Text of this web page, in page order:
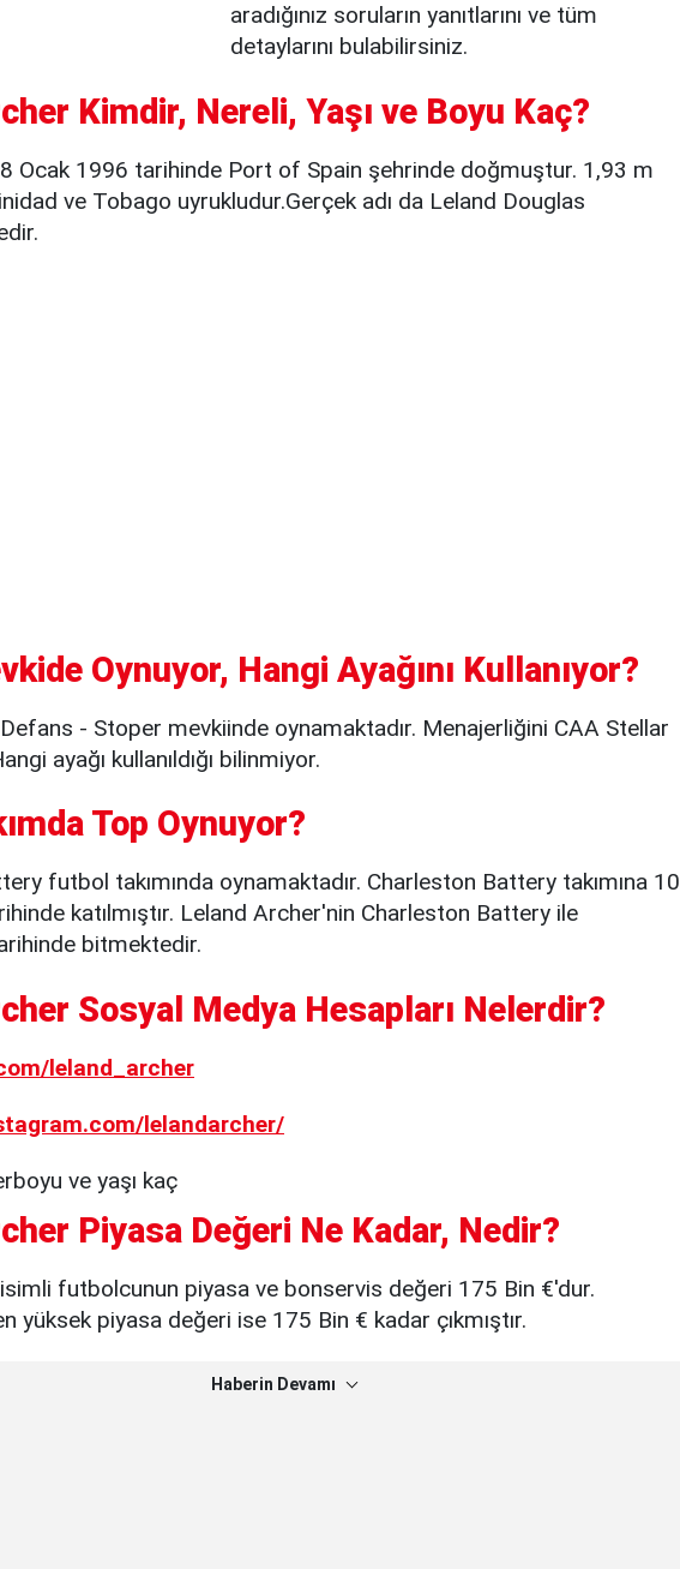
aradığınız soruların yanıtlarını ve tüm
detaylarını bulabilirsiniz.
Kimdir, Nereli, Yaşı ve Boyu Kaç?
Ocak 1996 tarihinde Port of Spain şehrinde doğmuştur. 1,93 m
ve Tobago uyrukludur.Gerçek adı da Leland Douglas
Oynuyor, Hangi Ayağını Kullanıyor?
- Stoper mevkiinde oynamaktadır. Menajerliğini CAA Stellar
ayağı kullanıldığı bilinmiyor.
Top Oynuyor?
futbol takımında oynamaktadır. Charleston Battery takımına 10
katılmıştır. Leland Archer'nin Charleston Battery ile
bitmektedir.
Sosyal Medya Hesapları Nelerdir?
leland_archer
lelandarcher/
Piyasa Değeri Ne Kadar, Nedir?
futbolcunun piyasa ve bonservis değeri 175 Bin €'dur.
yüksek piyasa değeri ise 175 Bin € kadar çıkmıştır.
Haberin Devamı